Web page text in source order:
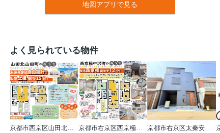
地図アプリで見る
よく見られている物件
京都市西京区山田北山田町
京都市右京区西京極中沢町
京都市右京区太秦安井藤ノ木町